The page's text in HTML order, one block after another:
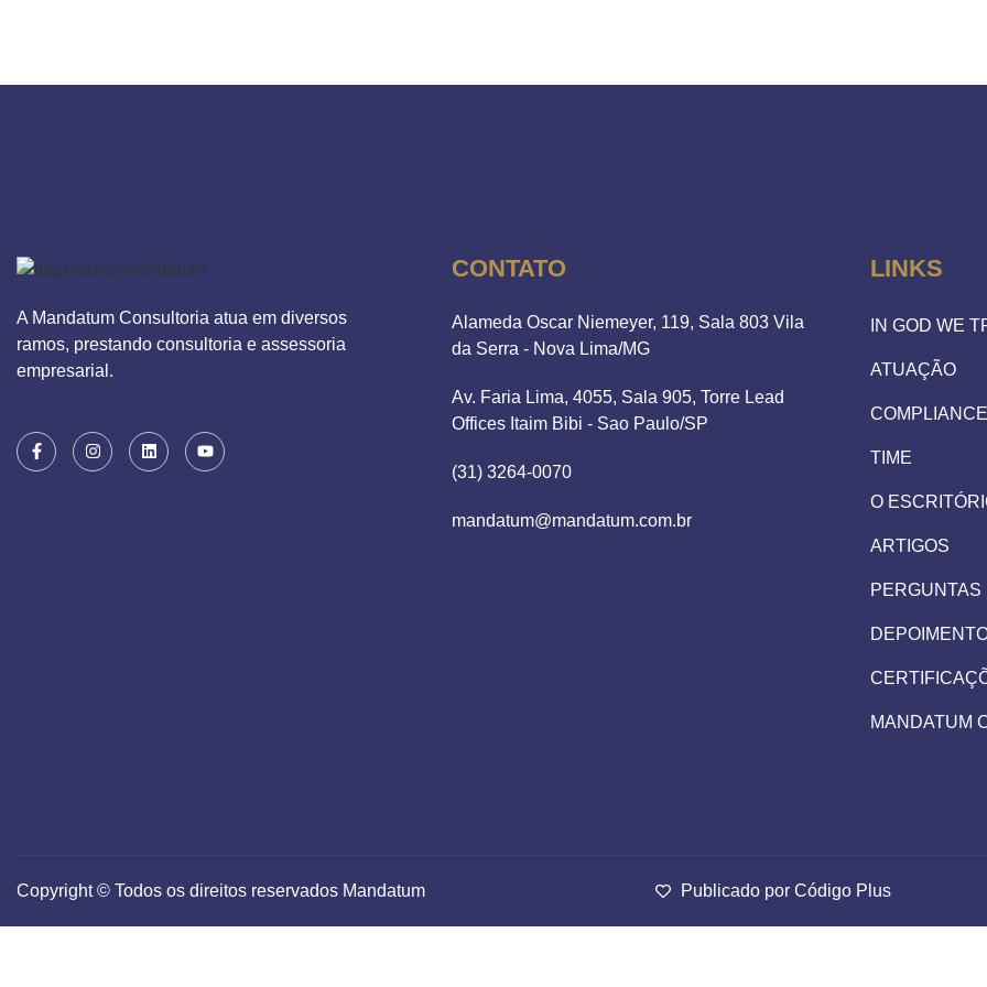
A Mandatum Consultoria atua em diversos
ramos, prestando consultoria e assessoria
empresarial.
CONTATO
Alameda Oscar Niemeyer, 119, Sala 803 Vila
da Serra - Nova Lima/MG
Av. Faria Lima, 4055, Sala 905, Torre Lead
Offices Itaim Bibi - Sao Paulo/SP
(31) 3264-0070
mandatum@mandatum.com.br
LINKS
IN GOD WE
ATUAÇÃO
COMPLIANCE
TIME
O
ARTIGOS
PERGUNTAS
MANDATUM
Copyright © Todos os direitos reservados Mandatum Publicado por Código Plus